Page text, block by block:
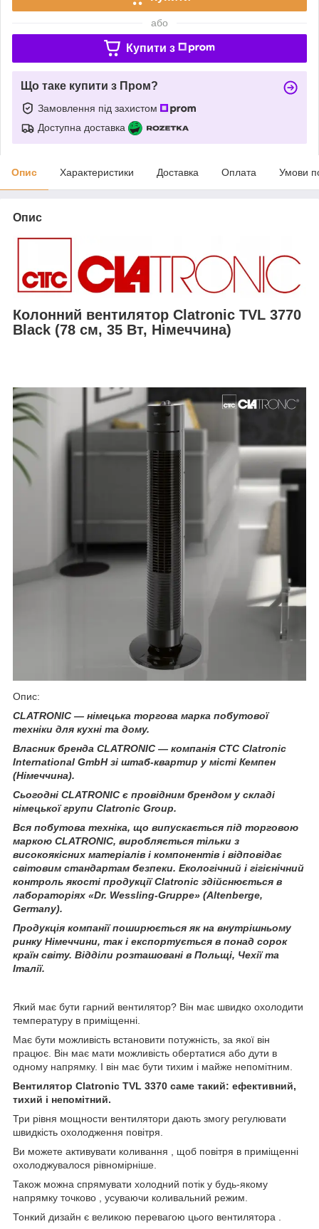
або
Купити з
Що таке купити з Пром?
Замовлення під захистом
Доступна доставка
Опис Характеристики Доставка Оплата Умови
Опис
Колонний вентилятор Clatronic TVL 3770
Black (78 см, 35 Вт, Німеччина)
Опис:
CLATRONIC — німецька торгова марка побутової
техніки для кухні та дому.
Власник бренда CLATRONIC — компанія CTC Clatronic
International GmbH зі штаб-квартир у місті Кемпен
(Німеччина).
Сьогодні CLATRONIC є провідним брендом у складі
німецької групи Clatronic Group.
Вся побутова техніка, що випускається під торговою
маркою CLATRONIC, виробляється тільки з
високоякісних матеріалів і компонентів і відповідає
світовим стандартам безпеки. Екологічний і гігієнічний
контроль якості продукції Clatronic здійснюється в
лабораторіях «Dr. Wessling-Gruppe» (Altenberge,
Germany).
Продукція компанії поширюється як на внутрішньому
ринку Німеччини, так і експортується в понад сорок
країн світу. Відділи розташовані в Польщі, Чехії та
Італії.
Який має бути гарний вентилятор? Він має швидко охолодити
температуру в приміщенні.
Має бути можливість встановити потужність, за якої він
працює. Він має мати можливість обертатися або дути в
одному напрямку. І він має бути тихим і майже непомітним.
Вентилятор Clatronic TVL 3370 саме такий: ефективний,
тихий і непомітний.
Три рівня мощности вентилятори дають змогу регулювати
швидкість охолодження повітря.
Ви можете активувати коливання , щоб повітря в приміщенні
охолоджувалося рівномірніше.
Також можна спрямувати холодний потік у будь-якому
напрямку точково , усуваючи коливальний режим.
Тонкий дизайн є великою перевагою цього вентилятора .